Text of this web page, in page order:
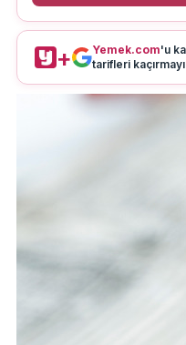
+ Yemek.com'u
tarifleri